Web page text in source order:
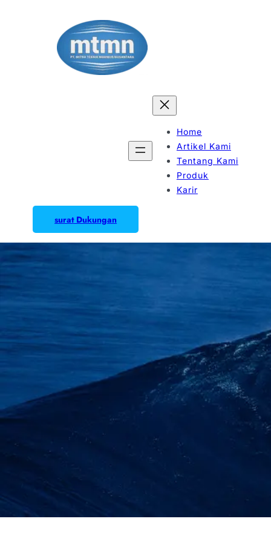
Home
Artikel Kami
Tentang Kami
Produk
Karir
surat Dukungan